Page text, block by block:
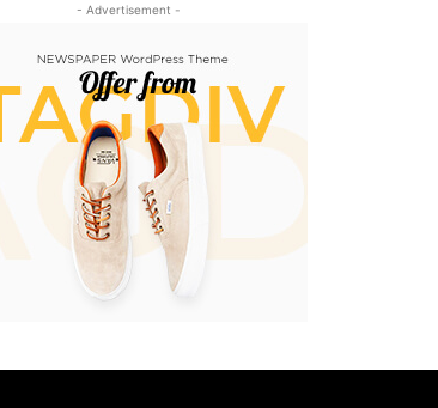
- Advertisement -